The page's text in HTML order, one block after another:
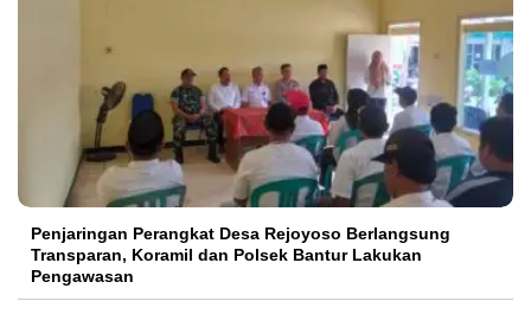
Penjaringan Perangkat Desa Rejoyoso Berlangsung
Transparan, Koramil dan Polsek Bantur Lakukan
Pengawasan